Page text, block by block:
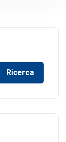
Ricerca